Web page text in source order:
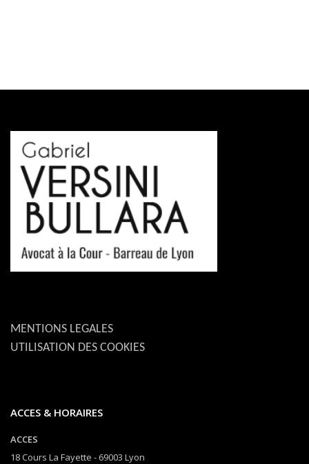
MENTIONS LEGALES
UTILISATION DES COOKIES
ACCES & HORAIRES
ACCES
18 Cours La Fayette - 69003 Lyon